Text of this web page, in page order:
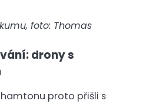
foto: Thomas
drony s
proto přišli s